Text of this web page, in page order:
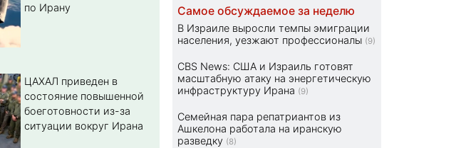
по Ирану
ЦАХАЛ приведен в
состояние повышенной
боеготовности из-за
ситуации вокруг Ирана
Самое обсуждаемое за неделю
В Израиле выросли темпы эмиграции
населения, уезжают профессионалы (9)
CBS News: США и Израиль готовят
масштабную атаку на энергетическую
инфраструктуру Ирана (9)
Семейная пара репатриантов из
Ашкелона работала на иранскую
разведку (8)